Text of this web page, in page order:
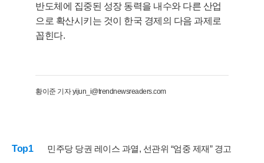
반도체에 집중된 성장 동력을 내수와 다른 산업
으로 확산시키는 것이 한국 경제의 다음 과제로
꼽힌다.
황이준 기자 yijun_i@trendnewsreaders.com
Top1 민주당 당권 레이스 과열, 선관위 “엄중 제재” 경고